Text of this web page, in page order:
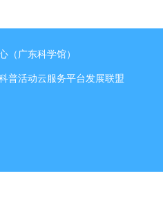
（广东科学馆）
普活动云服务平台发展联盟